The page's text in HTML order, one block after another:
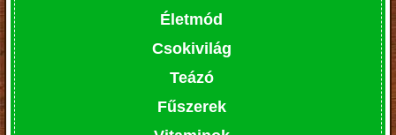
Életmód
Csokivilág
Teázó
Fűszerek